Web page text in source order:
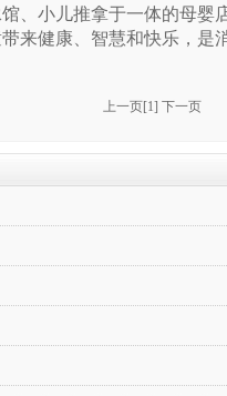
、小儿推拿于一体的母婴
来健康、智慧和快乐，是
上一页[1]下一页